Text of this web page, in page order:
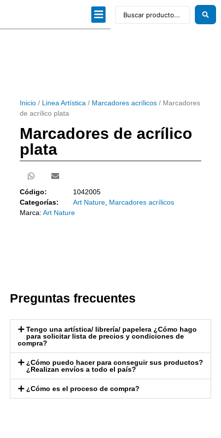
Inicio / Linea Artística / Marcadores acrílicos / Marcadores
de acrílico plata
Marcadores de acrílico
plata
Código:
1042005
Categorías:
Art Nature Marcadores acrílicos
Marca: Art Nature
Preguntas frecuentes
Tengo una artística/ librería/ papelera ¿Cómo hago
para solicitar lista de precios y condiciones de
compra?
¿Cómo puedo hacer para conseguir sus productos?
¿Realizan envíos a todo el país?
¿Cómo es el proceso de compra?